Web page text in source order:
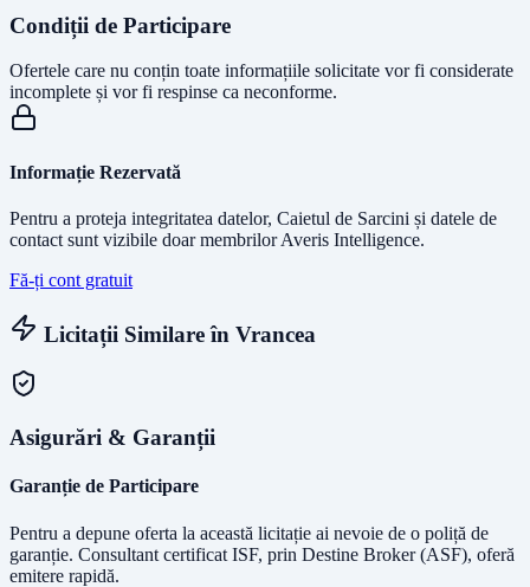
Condiții de Participare
Ofertele care nu conțin toate informațiile solicitate vor fi considerate
incomplete și vor fi respinse ca neconforme.
Informație Rezervată
Pentru a proteja integritatea datelor, Caietul de Sarcini și datele de
contact sunt vizibile doar membrilor Averis Intelligence.
Fă-ți cont gratuit
Licitații Similare în Vrancea
Asigurări & Garanții
Garanție de Participare
Pentru a depune oferta la această licitație ai nevoie de o poliță de
garanție. Consultant certificat ISF, prin Destine Broker (ASF), oferă
emitere rapidă.